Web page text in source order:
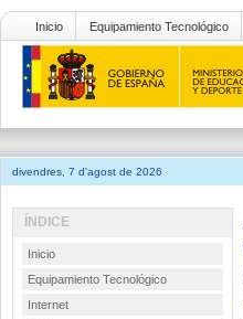
Inicio Equipamiento Tecnológico
divendres, 7 d'agost de 2026
ÍNDICE
Inicio
Equipamiento Tecnológico
Internet